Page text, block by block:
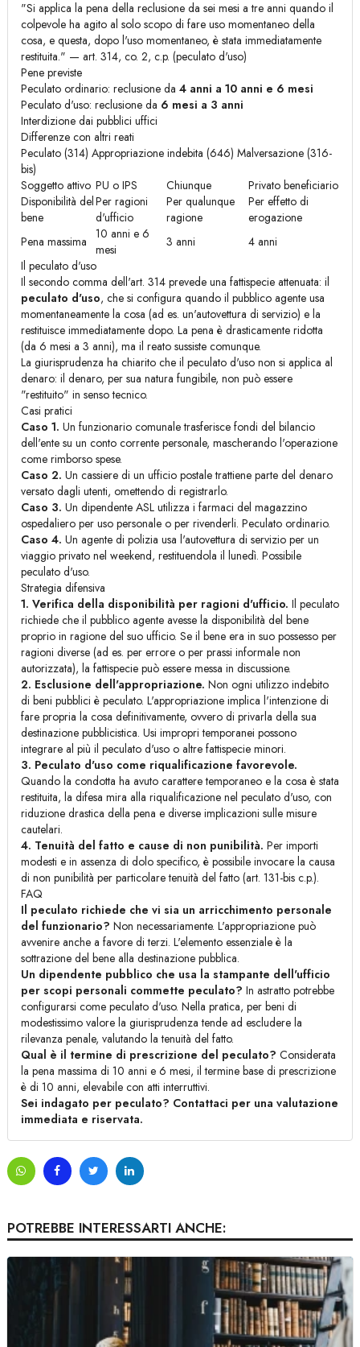
"Si applica la pena della reclusione da sei mesi a tre anni quando il
colpevole ha agito al solo scopo di fare uso momentaneo della
cosa, e questa, dopo l'uso momentaneo, è stata immediatamente
restituita." — art. 314, co. 2, c.p. (peculato d'uso)
Pene previste
Peculato ordinario: reclusione da 4 anni a 10 anni e 6 mesi
Peculato d'uso: reclusione da 6 mesi a 3 anni
Interdizione dai pubblici uffici
Differenze con altri reati
Peculato (314) Appropriazione indebita (646) Malversazione (316-
bis)
Soggetto attivo PU o IPS Chiunque
Privato beneficiario
Disponibilità del
bene
Per ragioni
d'ufficio
Per qualunque
ragione
Per effetto di
erogazione
Pena massima 10 anni e 6
mesi
3 anni
4 anni
Il peculato d'uso
Il secondo comma dell'art. 314 prevede una fattispecie attenuata: il
peculato d'uso, che si configura quando il pubblico agente usa
momentaneamente la cosa (ad es. un'autovettura di servizio) e la
restituisce immediatamente dopo. La pena è drasticamente ridotta
(da 6 mesi a 3 anni), ma il reato sussiste comunque.
La giurisprudenza ha chiarito che il peculato d'uso non si applica al
denaro: il denaro, per sua natura fungibile, non può essere
"restituito" in senso tecnico.
Casi pratici
Caso 1. Un funzionario comunale trasferisce fondi del bilancio
dell'ente su un conto corrente personale, mascherando l'operazione
come rimborso spese.
Caso 2. Un cassiere di un ufficio postale trattiene parte del denaro
versato dagli utenti, omettendo di registrarlo.
Caso 3. Un dipendente ASL utilizza i farmaci del magazzino
ospedaliero per uso personale o per rivenderli. Peculato ordinario.
Caso 4. Un agente di polizia usa l'autovettura di servizio per un
viaggio privato nel weekend, restituendola il lunedì. Possibile
peculato d'uso.
Strategia difensiva
1. Verifica della disponibilità per ragioni d'ufficio. Il peculato
richiede che il pubblico agente avesse la disponibilità del bene
proprio in ragione del suo ufficio. Se il bene era in suo possesso per
ragioni diverse (ad es. per errore o per prassi informale non
autorizzata), la fattispecie può essere messa in discussione.
2. Esclusione dell'appropriazione. Non ogni utilizzo indebito
di beni pubblici è peculato. L'appropriazione implica l'intenzione di
fare propria la cosa definitivamente, ovvero di privarla della sua
destinazione pubblicistica. Usi impropri temporanei possono
integrare al più il peculato d'uso o altre fattispecie minori.
3. Peculato d'uso come riqualificazione favorevole.
Quando la condotta ha avuto carattere temporaneo e la cosa è stata
restituita, la difesa mira alla riqualificazione nel peculato d'uso, con
riduzione drastica della pena e diverse implicazioni sulle misure
cautelari.
4. Tenuità del fatto e cause di non punibilità. Per importi
modesti e in assenza di dolo specifico, è possibile invocare la causa
di non punibilità per particolare tenuità del fatto (art. 131-bis c.p.).
FAQ
Il peculato richiede che vi sia un arricchimento personale
del funzionario? Non necessariamente. L'appropriazione può
avvenire anche a favore di terzi. L'elemento essenziale è la
sottrazione del bene alla destinazione pubblica.
Un dipendente pubblico che usa la stampante dell'ufficio
per scopi personali commette peculato? In astratto potrebbe
configurarsi come peculato d'uso. Nella pratica, per beni di
modestissimo valore la giurisprudenza tende ad escludere la
rilevanza penale, valutando la tenuità del fatto.
Qual è il termine di prescrizione del peculato? Considerata
la pena massima di 10 anni e 6 mesi, il termine base di prescrizione
è di 10 anni, elevabile con atti interruttivi.
Sei indagato per peculato? Contattaci per una valutazione
immediata e riservata.
POTREBBE INTERESSARTI ANCHE: